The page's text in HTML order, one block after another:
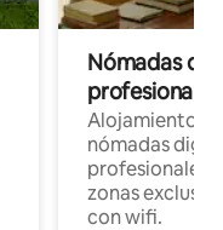
Nómadas
Alojamientos
nómadas
profesionales
zonas
con wifi.